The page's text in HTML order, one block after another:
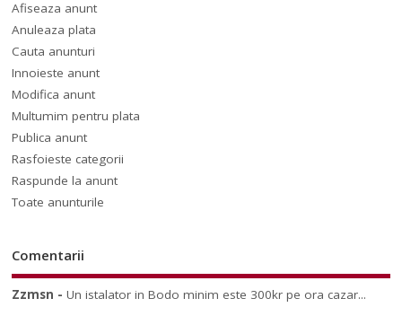
Afiseaza anunt
Anuleaza plata
Cauta anunturi
Innoieste anunt
Modifica anunt
Multumim pentru plata
Publica anunt
Rasfoieste categorii
Raspunde la anunt
Toate anunturile
Comentarii
Zzmsn -Un istalator in Bodo minim este 300kr pe ora cazar...